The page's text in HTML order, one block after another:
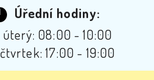
Úřední hodiny:
úterý: 08:00 - 10:00
čtvrtek: 17:00 - 19:00